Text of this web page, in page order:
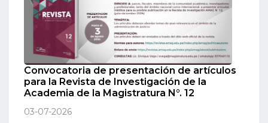
Convocatoria de presentación de artículos
para la Revista de Investigación de la
Academia de la Magistratura N°. 12
03-07-2026